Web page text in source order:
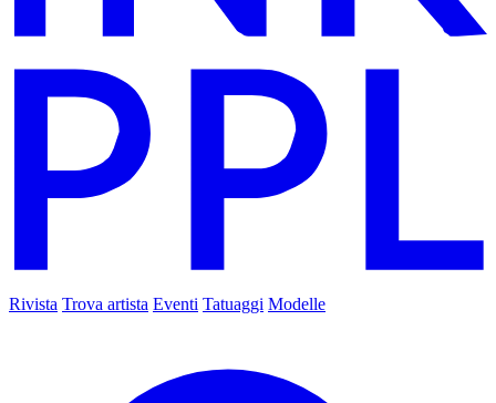
Rivista Trova artista Eventi Tatuaggi Modelle